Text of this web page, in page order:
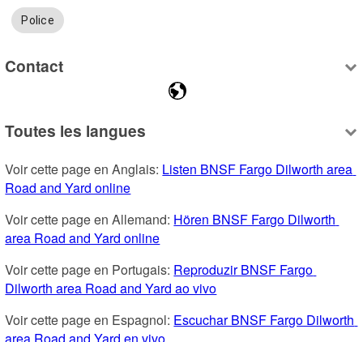
Police
Contact
Toutes les langues
Voir cette page en Anglais: Listen BNSF Fargo Dilworth area
Road and Yard online
Voir cette page en Allemand: Hören BNSF Fargo Dilworth
area Road and Yard online
Voir cette page en Portugais: Reproduzir BNSF Fargo
Dilworth area Road and Yard ao vivo
Voir cette page en Espagnol: Escuchar BNSF Fargo Dilworth
area Road and Yard en vivo